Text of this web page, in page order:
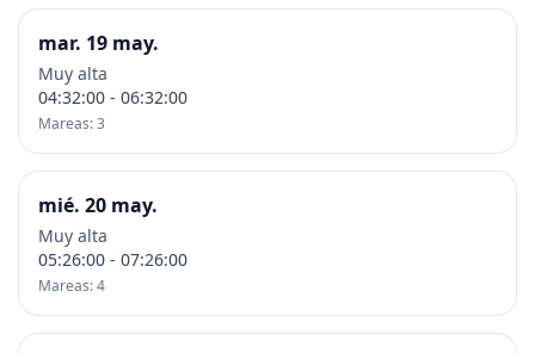
mar. 19 may.
Muy alta
04:32:00 - 06:32:00
Mareas: 3
mié. 20 may.
Muy alta
05:26:00 - 07:26:00
Mareas: 4